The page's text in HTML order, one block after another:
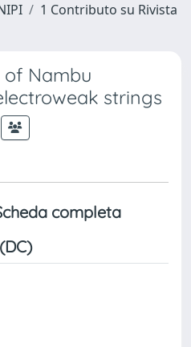
1 Contributo su Rivista
of Nambu
strings
completa